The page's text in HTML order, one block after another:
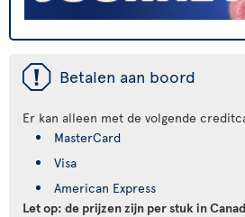
ü Betalen aan boord
Er kan alleen met de volgende
MasterCard
Visa
American Express
Let op: de prijzen zijn per stuk in